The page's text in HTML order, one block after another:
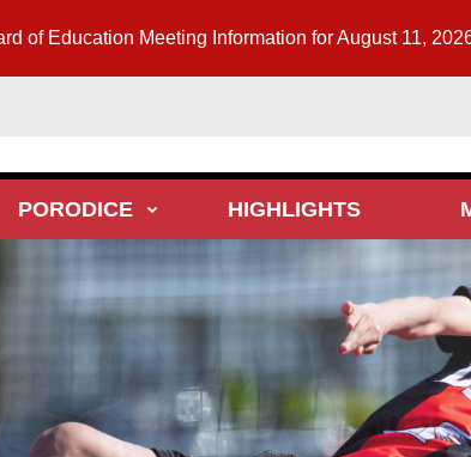
of Education Meeting Information for August 11,
PORODICE HIGHLIGHTS